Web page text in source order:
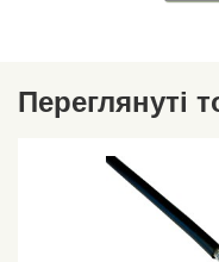
Переглянуті